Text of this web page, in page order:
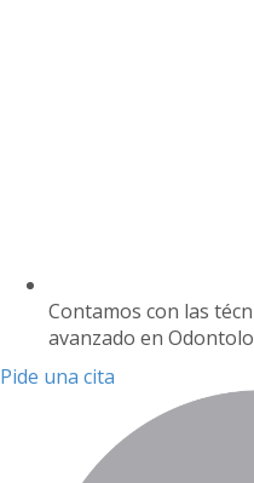
Contamos con las
avanzado en
Pide una cita